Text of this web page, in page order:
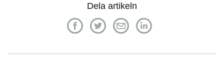
Dela artikeln